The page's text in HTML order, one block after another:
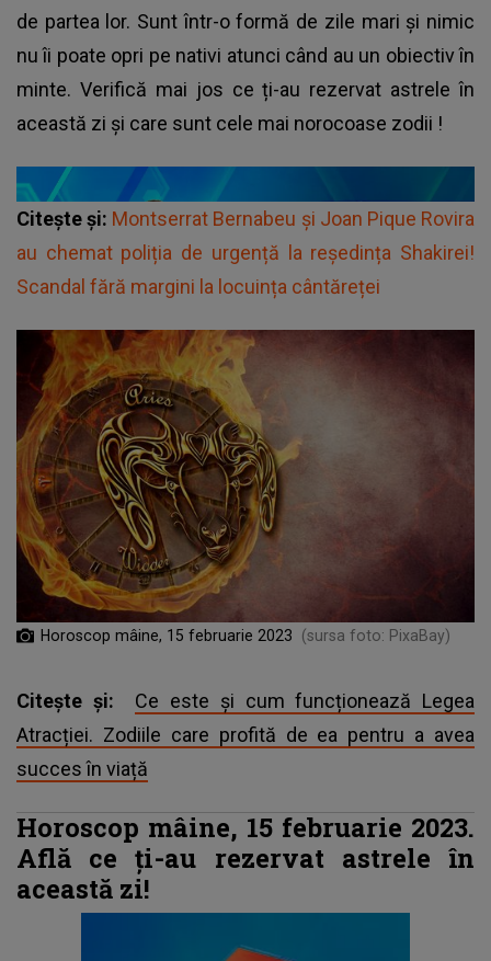
de partea lor. Sunt într-o formă de zile mari și nimic
nu îi poate opri pe nativi atunci când au un obiectiv în
minte. Verifică mai jos ce ți-au rezervat astrele în
această zi și care sunt cele mai norocoase zodii !
Citește și: Montserrat Bernabeu și Joan Pique Rovira
au chemat poliția de urgență la reședința Shakirei!
Scandal fără margini la locuința cântăreței
Horoscop mâine, 15 februarie 2023 (sursa foto: PixaBay)
Citește și: Ce este și cum funcționează Legea
Atracției. Zodiile care profită de ea pentru a avea
succes în viață
Horoscop mâine, 15 februarie 2023.
Află ce ți-au rezervat astrele în
această zi!